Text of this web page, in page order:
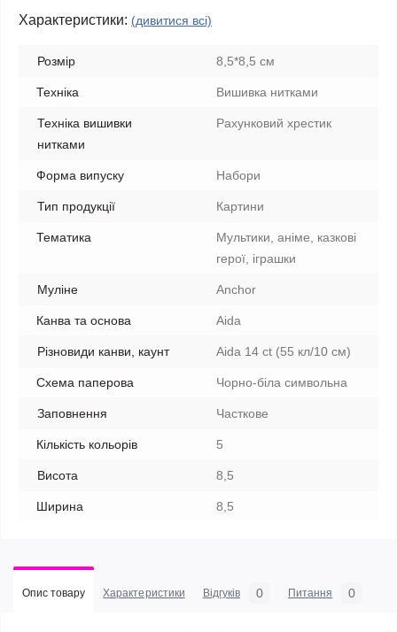
Характеристики: (дивитися всі)
Розмір 8,5*8,5 см
Техніка Вишивка нитками
Техніка вишивки
нитками
Рахунковий хрестик
Форма випуску Набори
Тип продукції Картини
Тематика
Мультики, аніме, казкові
герої, іграшки
Муліне Anchor
Канва та основа Aida
Різновиди канви, каунт Aida 14 ct (55 кл/10 см)
Схема паперова Чорно-біла символьна
Заповнення Часткове
Кількість кольорів 5
Висота 8,5
Ширина 8,5
Опис товару Характеристики Відгуків 0 Питання 0